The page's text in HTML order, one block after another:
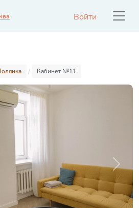
Войти
Кабинет №11
Next